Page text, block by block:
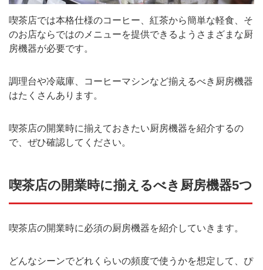
喫茶店では本格仕様のコーヒー、紅茶から簡単な軽食、そ
のお店ならではのメニューを提供できるようさまざまな厨
房機器が必要です。
調理台や冷蔵庫、コーヒーマシンなど揃えるべき厨房機器
はたくさんあります。
喫茶店の開業時に揃えておきたい厨房機器を紹介するの
で、ぜひ確認してください。
喫茶店の開業時に揃えるべき厨房機器5つ
喫茶店の開業時に必須の厨房機器を紹介していきます。
どんなシーンでどれくらいの頻度で使うかを想定して、ぴ